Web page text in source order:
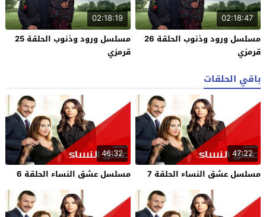
02:18:47
مسلسل ورود وذنوب الحلقة 26
قرمزي
02:18:19
مسلسل ورود وذنوب الحلقة 25
قرمزي
باقي الحلقات
47:22
مسلسل عشق النساء الحلقة 7
46:32
مسلسل عشق النساء الحلقة 6